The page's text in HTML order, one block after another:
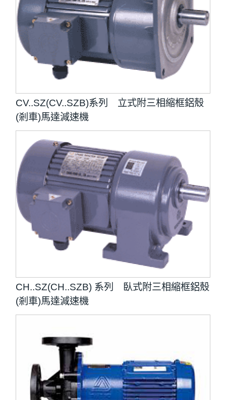
CV..SZ(CV..SZB)系列 立式附三相縮框鋁殼
(剎車)馬達減速機
CH..SZ(CH..SZB) 系列 臥式附三相縮框鋁殼
(剎車)馬達減速機